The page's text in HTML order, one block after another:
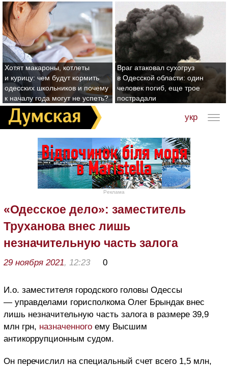
Хотят макароны, котлеты
и курицу: чем будут кормить
одесских школьников и почему
к началу года могут не успеть?
Враг атаковал сухогруз
в Одесской области: один
человек погиб, еще трое
пострадали
укр
Реклама
«Одесское дело»: заместитель
Труханова внес лишь
незначительную часть залога
29 ноября 2021, 12:23 0
И.о. заместителя городского головы Одессы
— управделами горисполкома Олег Брындак внес
лишь незначительную часть залога в размере 39,9
млн грн, назначенного ему Высшим
антикоррупционным судом.
Он перечислил на специальный счет всего 1,5 млн,